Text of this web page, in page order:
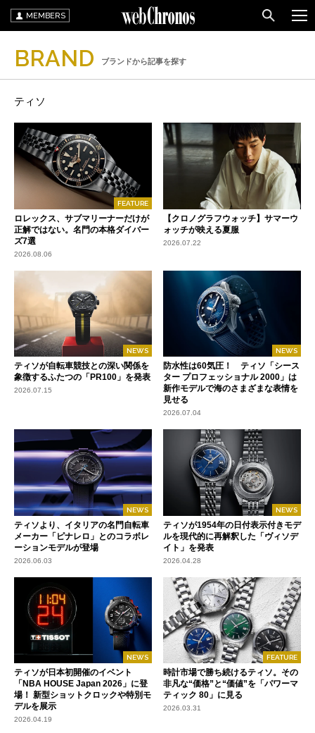
MEMBERS
BRAND ブランドから記事を探す
ティソ
FEATURE
ロレックス、サブマリーナーだけが
正解ではない。名門の本格ダイバー
ズ7選
2026.08.06
【クロノグラフウォッチ】サマーウ
ォッチが映える夏服
2026.07.22
NEWS
ティソが自転車競技との深い関係を
象徴するふたつの「PR100」を発表
2026.07.15
NEWS
防水性は60気圧！ ティソ「シース
ター プロフェッショナル 2000」は
新作モデルで海のさまざまな表情を
見せる
2026.07.04
NEWS
ティソより、イタリアの名門自転車
メーカー「ピナレロ」とのコラボレ
ーションモデルが登場
2026.06.03
NEWS
ティソが1954年の日付表示付きモデ
ルを現代的に再解釈した「ヴィソデ
イト」を発表
2026.04.28
NEWS
ティソが日本初開催のイベント
「NBA HOUSE Japan 2026」に登
場！ 新型ショットクロックや特別モ
デルを展示
2026.04.19
FEATURE
時計市場で勝ち続けるティソ。その
非凡な“価格”と“価値”を「パワーマ
ティック 80」に見る
2026.03.31